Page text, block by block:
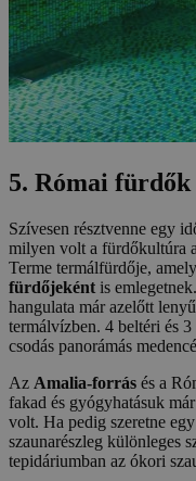
5. Római
Szívesen résztvenne egy
milyen volt a fürdőkultúra
Terme termálfürdője,
fürdőjeként is
hangulata már azelőtt
termálvízben. 4 beltéri és
csodás panorámás
Az Amalia-forrás és a
fakad és gyógyhatásuk
volt. Ha pedig szeretne
szaunarészleg különleges
tepidáriumban az ókori